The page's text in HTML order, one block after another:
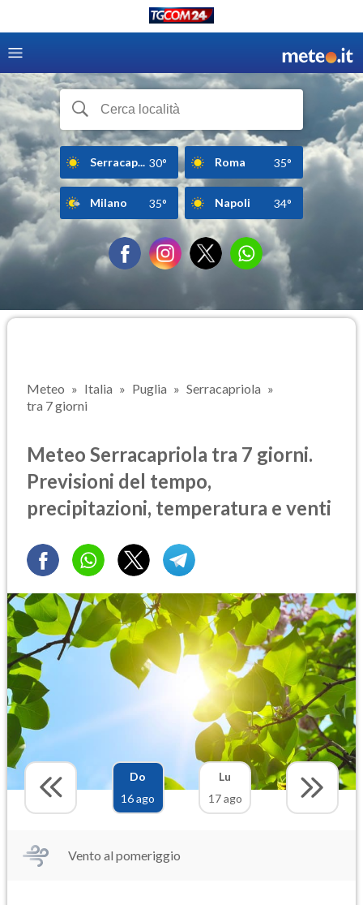
Serracap... 30° Roma 35°
Milano 35° Napoli 34°
Meteo Italia Puglia
Serracapriola
tra 7 giorni
Meteo Serracapriola tra 7 giorni.
Previsioni del tempo,
precipitazioni, temperatura e venti
Do
16 ago
Lu
17 ago
Vento al pomeriggio